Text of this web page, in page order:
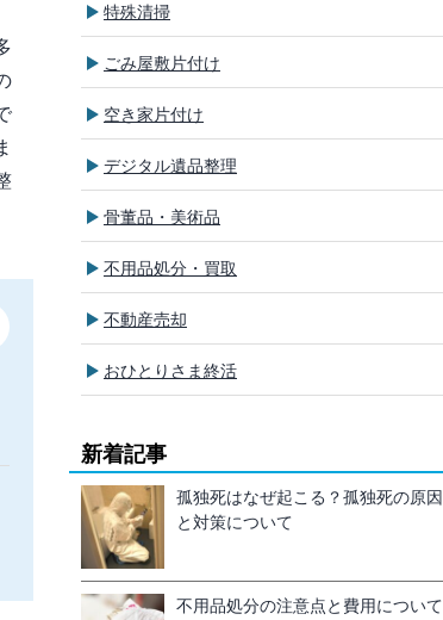
特殊清掃
ごみ屋敷片付け
空き家片付け
デジタル遺品整理
骨董品・美術品
不用品処分・買取
不動産売却
おひとりさま終活
新着記事
孤独死はなぜ起こる？孤独死の原因
と対策について
不用品処分の注意点と費用について